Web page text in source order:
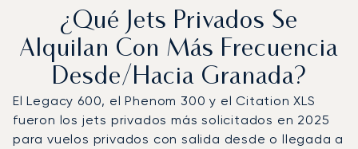
¿Qué Jets Privados Se
Alquilan Con Más Frecuencia
Desde/hacia Granada?
El Legacy 600, el Phenom 300 y el Citation XLS
fueron los jets privados más solicitados en 2025
para vuelos privados con salida desde o llegada a